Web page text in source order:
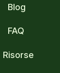
Blog
FAQ
Risorse